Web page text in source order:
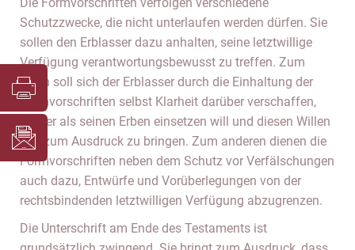
Schutzzwecke, die nicht unterlaufen werden dürfen. Sie
sollen den Erblasser dazu anhalten, seine letztwillige
Verfügung verantwortungsbewusst zu treffen. Zum
einen soll sich der Erblasser durch die Einhaltung der
Formvorschriften selbst Klarheit darüber verschaffen,
wen er als seinen Erben einsetzen will und diesen Willen
klar zum Ausdruck zu bringen. Zum anderen dienen die
Formvorschriften neben dem Schutz vor Verfälschungen
auch dazu, Entwürfe und Vorüberlegungen von der
rechtsbindenden letztwilligen Verfügung abzugrenzen.
Die Unterschrift am Ende des Testaments ist